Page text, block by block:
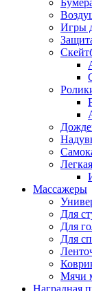
Игры
Массажеры
Для
Для
Для
Мячи
Наградная